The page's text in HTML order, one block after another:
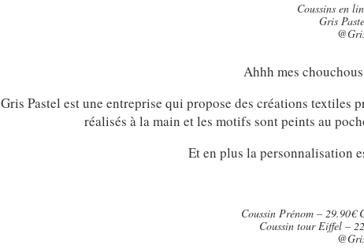
Coussins en
Gris
Ahhh mes
Gris Pastel est une entreprise qui propose des créations
réalisés à la main et les motifs sont peints au
Et en plus la personnalisation
Coussin Prénom – 29.90€
Coussin tour Eiffel –